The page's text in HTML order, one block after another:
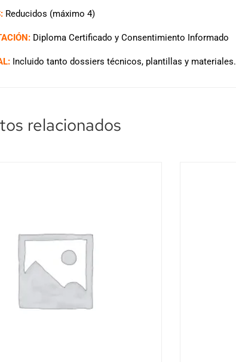
Reducidos (máximo 4)
Diploma Certificado y Consentimiento Informado
Incluido tanto dossiers técnicos, plantillas y materiales.
relacionados